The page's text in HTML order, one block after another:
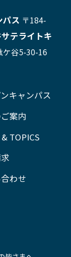
パス 〒184-
テライトキ
ケ谷5-30-16
キャンパス
案内
TOPICS
わせ